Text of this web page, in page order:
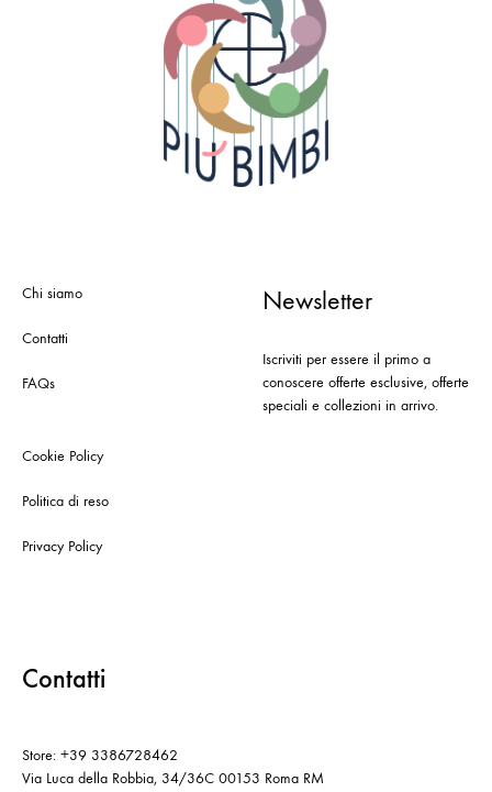
Chi siamo
Contatti
FAQs
Cookie Policy
Politica di reso
Privacy Policy
Newsletter
Iscriviti per essere il primo a
conoscere offerte esclusive, offerte
speciali e collezioni in arrivo.
Contatti
Store: +39 3386728462
Via Luca della Robbia, 34/36C 00153 Roma RM